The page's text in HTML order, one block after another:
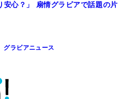
安心？」 扇情グラビアで話題の片
グラビアニュース